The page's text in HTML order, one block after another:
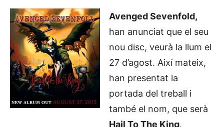
Avenged Sevenfold,
han anunciat que el seu
nou disc, veurà la llum el
27 d’agost. Així mateix,
han presentat la
portada del treball i
també el nom, que serà
Hail To The King.